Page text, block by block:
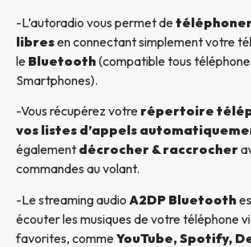
-L’autoradio vous permet de
libresen connectant simplement votre
le Bluetooth(compatible tous
Smartphones).
-Vous récupérez votre répertoire
vos listes d’appels
également décrocher & raccrocher
commandes au volant.
-Le streaming audio A2DP Bluetooth
écouter les musiques de votre téléphone
favorites, commeYouTube, Spotify,